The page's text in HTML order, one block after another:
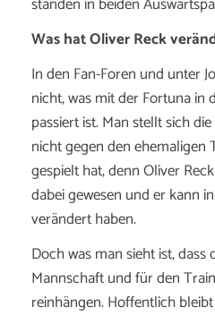
Was hat Oliver Reck
In den Fan-Foren und unter
nicht, was mit der Fortuna in
passiert ist. Man stellt sich
nicht gegen den ehemaligen
gespielt hat, denn Oliver
dabei gewesen und er kann
verändert haben.
Doch was man sieht ist, dass
Mannschaft und für den
reinhängen. Hoffentlich